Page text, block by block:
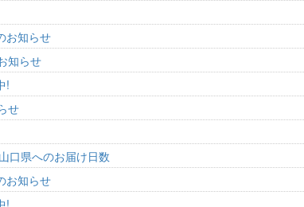
お知らせ
知らせ
!
せ
口県へのお届け日数
お知らせ
!